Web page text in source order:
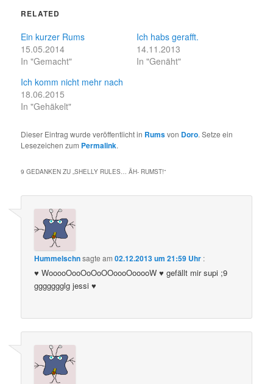
RELATED
Ein kurzer Rums
15.05.2014
In "Gemacht"
Ich habs gerafft.
14.11.2013
In "Genäht"
Ich komm nicht mehr nach
18.06.2015
In "Gehäkelt"
Dieser Eintrag wurde veröffentlicht in Rumsvon Doro. Setze ein
Lesezeichen zum Permalink.
9 GEDANKEN ZU „SHELLY RULES… ÄH- RUMST!“
Hummelschnsagte am02.12.2013 um 21:59 Uhr :
♥ WooooOooOoOoOOoooOooooW ♥ gefällt mir supi ;9
ggggggglg jessi ♥